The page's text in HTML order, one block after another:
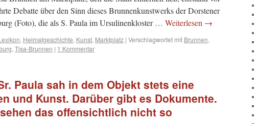
Debatte über den Sinn dieses Brunnenkunstwerks der Dorstener
(Foto), die als S. Paula im Ursulinenkloster … Weiterlesen →
, Heimatgeschichte, Kunst, Marktplatz | Verschlagwortet mit Brunnen,
, Tisa-Brunnen | 1 Kommentar
Paula sah in dem Objekt stets eine
und Kunst. Darüber gibt es Dokumente.
das offensichtlich nicht so